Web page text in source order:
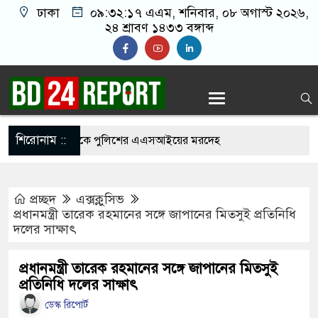
ঢাকা ০৯:৩২:১৮ এএম, শনিবার, ০৮ অগাস্ট ২০২৬,
২৪ শ্রাবণ ১৪৩৩ বঙ্গাব্দ
শিরোনাম ::
বাথরুম থেকে পুলিশের এএসআইয়ের মরদেহ
আগ্রাসন মোকাবিলায় মুসলিম ‘ঐক্যের’ ডাক
খাতকে অস্থির করতে একটি চক্র বেশ সক্রিয়:
প্রচ্ছদ
এক্সক্লুসিভ
প্রধানমন্ত্রী তারেক রহমানের সঙ্গে জাপানের মিতসুই প্রতিনিধি
দলের সাক্ষাৎ
প্রধানমন্ত্রী তারেক রহমানের সঙ্গে জাপানের মিতসুই
প্রতিনিধি দলের সাক্ষাৎ
ডেস্ক রিপোর্ট